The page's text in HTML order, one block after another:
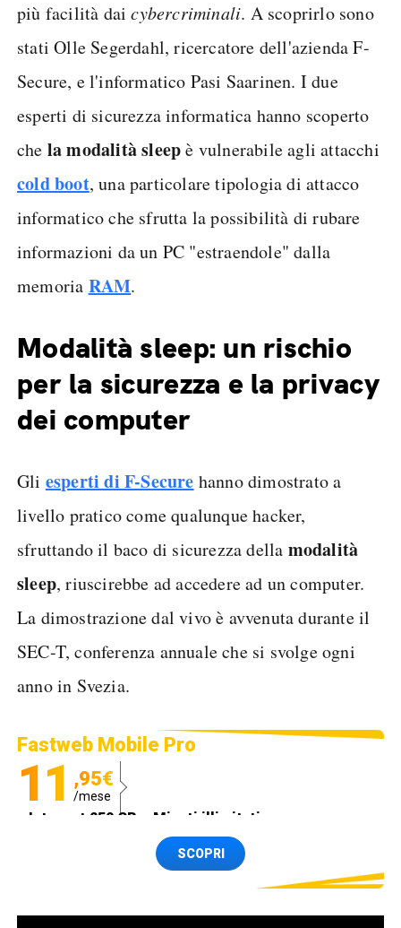
più facilità daicybercriminali. A scoprirlo sono
stati Olle Segerdahl, ricercatore dell'azienda F-
Secure, e l'informatico Pasi Saarinen. I due
esperti di sicurezza informatica hanno scoperto
che la modalità sleepè vulnerabile agli attacchi
cold boot, una particolare tipologia di attacco
informatico che sfrutta la possibilità di rubare
informazioni da un PC "estraendole" dalla
memoria RAM.
Modalità sleep: un rischio
per la sicurezza e la privacy
dei computer
Gli esperti di F-Secure hanno dimostrato a
livello pratico come qualunque hacker,
sfruttando il baco di sicurezza della modalità
sleep, riuscirebbe ad accedere ad un computer.
La dimostrazione dal vivo è avvenuta durante il
SEC-T, conferenza annuale che si svolge ogni
anno in Svezia.
Fastweb Mobile Pro
11 ,95€
/mese
Internet 250 GB e Minuti illimitati
Spedizione SIM GRATISSCOPRI